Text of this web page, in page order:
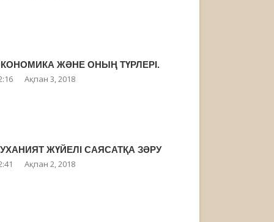
ЖӘНЕ ОНЫҢ ТҮРЛЕРІ.
Ақпан 3, 2018
ЖҮЙЕЛІ САЯСАТҚА ЗӘРУ
Ақпан 2, 2018